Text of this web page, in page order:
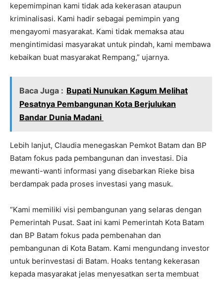
kepemimpinan kami tidak ada kekerasan ataupun
kriminalisasi. Kami hadir sebagai pemimpin yang
mengayomi masyarakat. Kami tidak memaksa atau
mengintimidasi masyarakat untuk pindah, kami membawa
kebaikan buat masyarakat Rempang,” ujarnya.
Baca Juga : Bupati Nunukan Kagum Melihat
Pesatnya Pembangunan Kota Berjulukan
Bandar Dunia Madani
Lebih lanjut, Claudia menegaskan Pemkot Batam dan BP
Batam fokus pada pembangunan dan investasi. Dia
mewanti-wanti informasi yang disebarkan Rieke bisa
berdampak pada proses investasi yang masuk.
“Kami memiliki visi pembangunan yang selaras dengan
Pemerintah Pusat. Saat ini kami Pemerintah Kota Batam
dan BP Batam fokus pada pembenahan dan
pembangunan di Kota Batam. Kami mengundang investor
untuk berinvestasi di Batam. Hoaks tentang kekerasan
kepada masyarakat jelas menyesatkan serta membuat